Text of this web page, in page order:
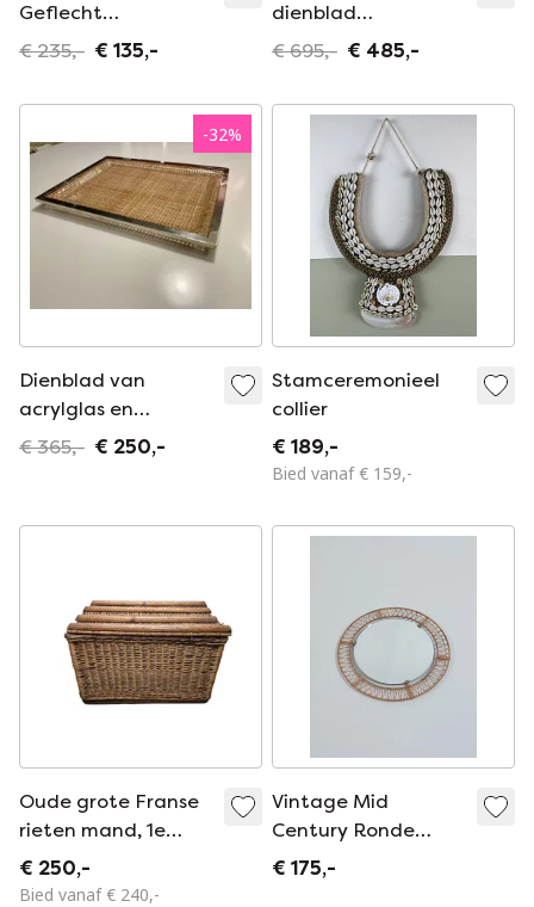
Geflecht
Bilderrahmen
70’s
€ 235,- € 135,-
dienblad
GabriellaCrespi
€ 695,- € 485,-
-32%
Dienblad van
acrylglas en
wilgentakken, Italië,
€ 365,- € 250,-
Stamceremonieel
collier
€ 189,-
Bied vanaf € 159,-
Oude grote Franse
rieten mand, 1e
helft 20e eeuw
€ 250,-
Bied vanaf € 240,-
Vintage Mid
Century Ronde
Rotan Spiegel
€ 175,-